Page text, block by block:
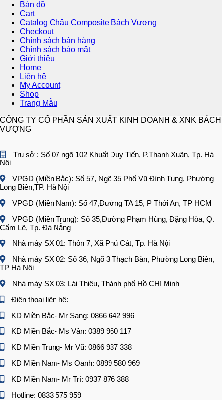
Bản đồ
Cart
Catalog Chậu Composite Bách Vượng
Checkout
Chính sách bán hàng
Chính sách bảo mật
Giới thiệu
Home
Liên hệ
My Account
Shop
Trang Mẫu
CÔNG TY CỔ PHẦN SẢN XUẤT KINH DOANH & XNK BÁCH
VƯỢNG
Trụ sở : Số 07 ngõ 102 Khuất Duy Tiến, P.Thanh Xuân, Tp. Hà
Nội
VPGD (Miền Bắc): Số 57, Ngõ 35 Phố Vũ Đình Tụng, Phường
Long Biên,TP. Hà Nội
VPGD (Miền Nam): Số 47,Đường TA 15, P Thới An, TP HCM
VPGD (Miền Trung): Số 35,Đường Phạm Hùng, Đặng Hòa, Q.
Cẩm Lệ, Tp. Đà Nẵng
Nhà máy SX 01: Thôn 7, Xã Phú Cát, Tp. Hà Nội
Nhà máy SX 02: Số 36, Ngõ 3 Thạch Bàn, Phường Long Biên,
TP Hà Nội
Nhà máy SX 03: Lái Thiêu, Thành phố Hồ CHí Minh
Điện thoại liên hệ:
KD Miền Bắc- Mr Sang: 0866 642 996
KD Miền Bắc- Ms Vân: 0389 960 117
KD Miền Trung- Mr Vũ: 0866 987 338
KD Miền Nam- Ms Oanh: 0899 580 969
KD Miền Nam- Mr Trí: 0937 876 388
Hotline: 0833 575 959